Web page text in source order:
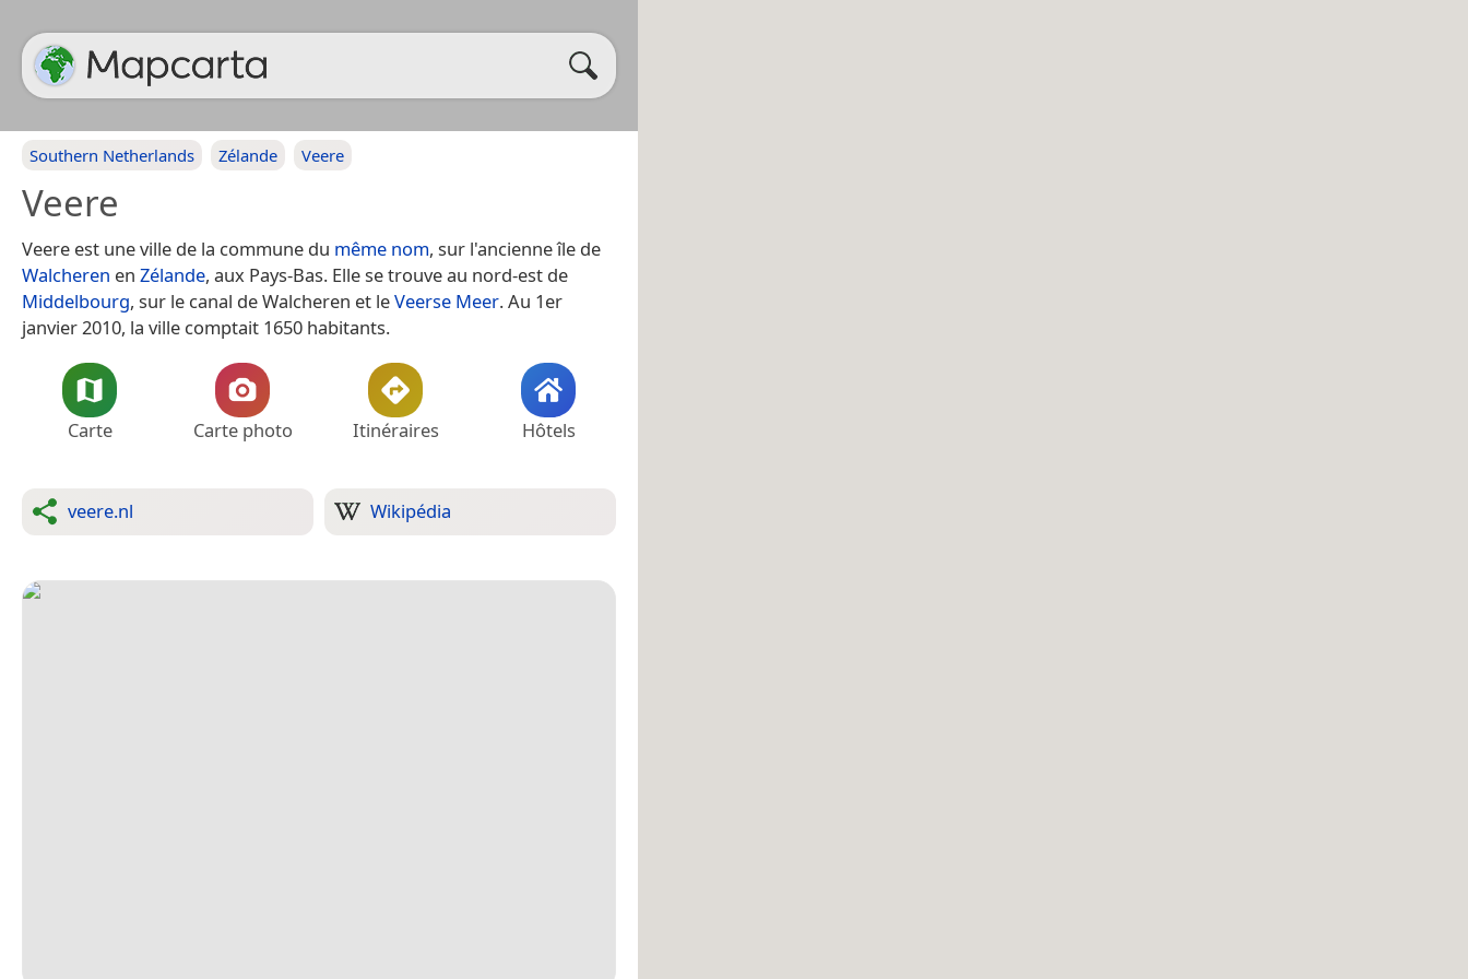
Southern Netherlands Zélande Veere
Veere
Veere est une ville de la commune du même nom, sur l'ancienne île de
Walcheren en Zélande, aux Pays-Bas. Elle se trouve au nord-est de
Middelbourg, sur le canal de Walcheren et leVeerse Meer. Au 1er
janvier 2010, la ville comptait 1650 habitants.
Carte Carte photo Itinéraires Hôtels
veere.nl Wikipédia